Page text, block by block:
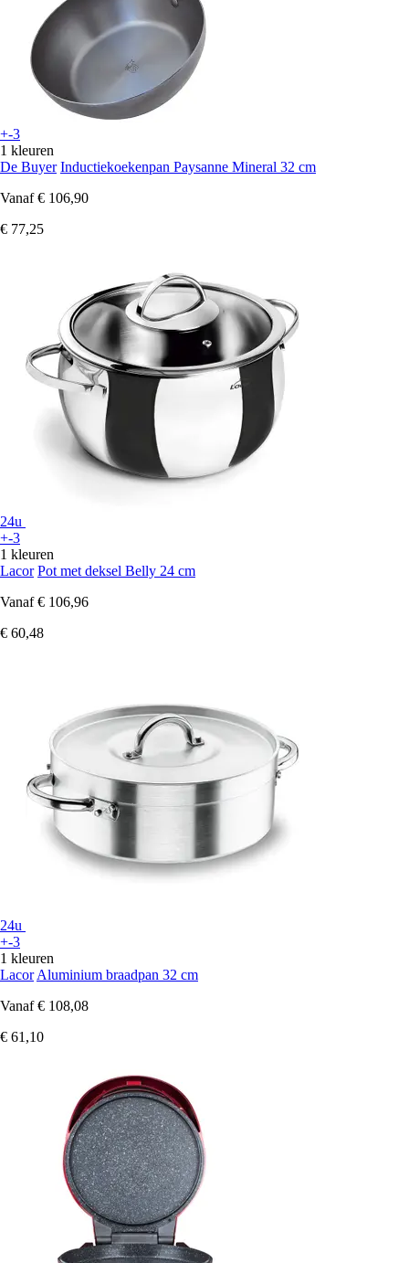
+-3
1 kleuren
De Buyer Inductiekoekenpan Paysanne Mineral 32 cm
Vanaf € 106,90
€ 77,25
24u
+-3
1 kleuren
Lacor Pot met deksel Belly 24 cm
Vanaf € 106,96
€ 60,48
24u
+-3
1 kleuren
Lacor Aluminium braadpan 32 cm
Vanaf € 108,08
€ 61,10